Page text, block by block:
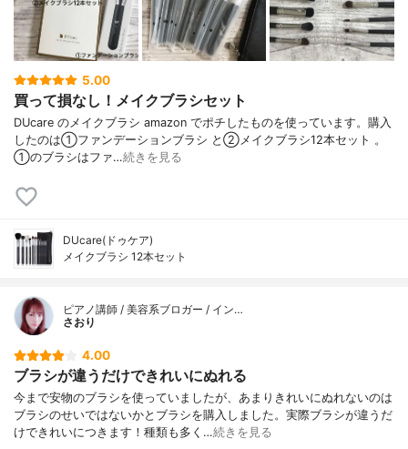
5.00
買って損なし！メイクブラシセット
DUcare のメイクブラシ amazon でポチしたものを使っています。購入
したのは①ファンデーションブラシ と②メイクブラシ12本セット 。
①のブラシはファ…続きを見る
DUcare(ドゥケア)
メイクブラシ 12本セット
ピアノ講師 / 美容系ブロガー / イン…
さおり
4.00
ブラシが違うだけできれいにぬれる
今まで安物のブラシを使っていましたが、あまりきれいにぬれないのは
ブラシのせいではないかとブラシを購入しました。実際ブラシが違うだ
けできれいにつきます！種類も多く…続きを見る